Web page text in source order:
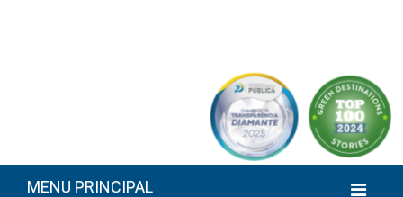
MENU PRINCIPAL